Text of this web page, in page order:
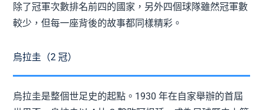
除了冠軍次數排名前四的國家，另外四個球隊雖然冠軍數
較少，但每一座背後的故事都同樣精彩。
烏拉圭（2 冠）
烏拉圭是整個世足史的起點。1930 年在自家舉辦的首屆